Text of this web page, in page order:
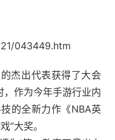
043449.htm
杰出代表获得了大会
，作为今年手游行业内
的全新力作《NBA英
”大奖。